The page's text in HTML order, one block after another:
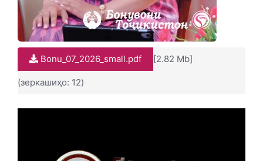
Bonu_07_2026_small.pdf [2.82 Mb]
(зеркашиҳо: 12)